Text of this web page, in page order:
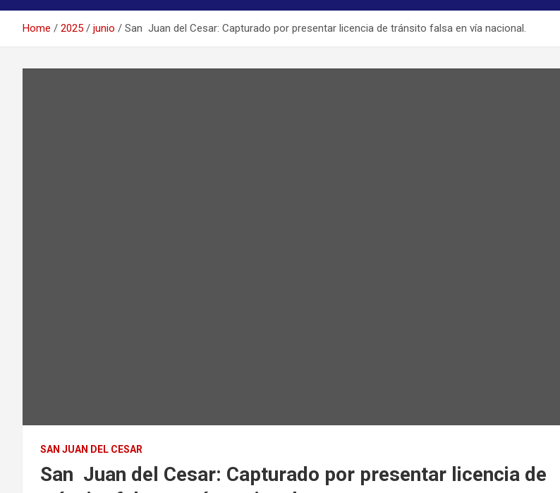
Home 2025 junio San Juan del Cesar: Capturado por presentar licencia de tránsito falsa en vía nacional.
SAN JUAN DEL CESAR
San Juan del Cesar: Capturado por presentar licencia de